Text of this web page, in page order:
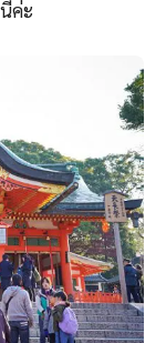
าริ พอสายแล้วคน